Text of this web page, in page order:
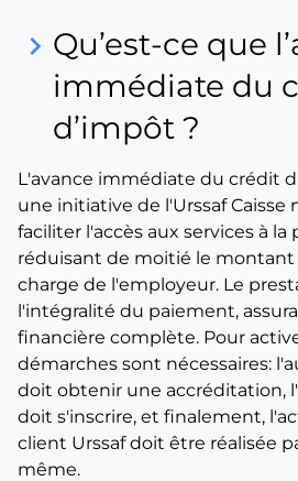
keyboard_arrow_right Qu’est-ce que
immédiate du
d’impôt ?
L'avance immédiate du crédit
une initiative de l'Urssaf Caisse
faciliter l'accès aux services à la
réduisant de moitié le
charge de l'employeur. Le
l'intégralité du paiement,
financière complète. Pour
démarches sont nécessaires:
doit obtenir une accréditation,
doit s'inscrire, et finalement,
client Urssaf doit être réalisée
même.